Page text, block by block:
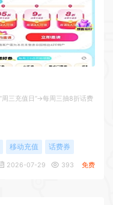
三充值日”->每周三抽8折话费
移动充值 话费券
2026-07-29 393 免费